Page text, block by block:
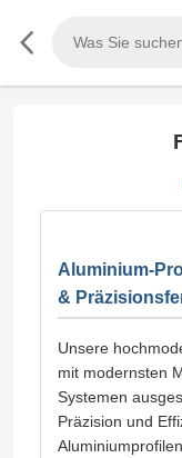
Aluminium-
&
Unsere
mit modernsten
Systemen
Präzision und